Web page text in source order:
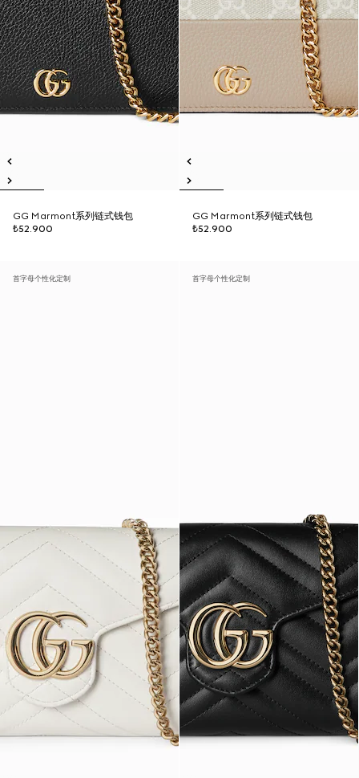
GG Marmont系列链式钱包
₺52.900
GG Marmont系列链式钱包
₺52.900
首字母个性化定制 首字母个性化定制